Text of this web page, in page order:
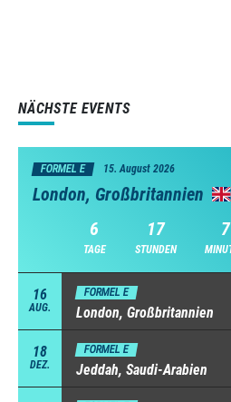
NÄCHSTE EVENTS
FORMEL E 15. August 2026
London, Großbritannien
6
TAGE
17
STUNDEN
7
16
AUG.
FORMEL E
London, Großbritannien
18
DEZ.
FORMEL E
Jeddah, Saudi-Arabien